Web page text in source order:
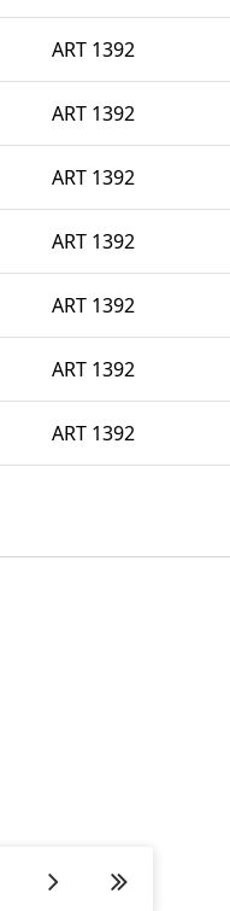
ART 1392
ART 1392
ART 1392
ART 1392
ART 1392
ART 1392
ART 1392